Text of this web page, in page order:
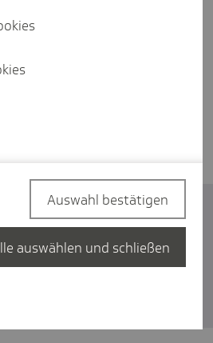
wirft Sören Schmidt-
Schleswig-Holstein für den
haben. Ein Kommentar von
zur
Auswahl bestätigen
auswählen und schließen